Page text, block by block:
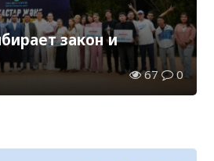
закон и
67 0